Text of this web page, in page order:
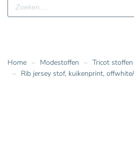
Producten
zoeken
Home Modestoffen Tricot stoffen
Rib jersey stof, kuikenprint,